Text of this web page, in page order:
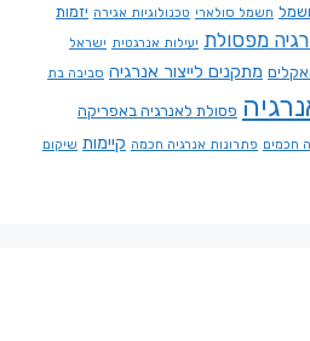
חשמל סולארי טכנולוגיות אגירה יזמות
מפסולת יעילות אנרגטית ישראל
מתקנים לייצור אנרגיה סביבה בת
פסולת לאנרגיה באפריקה
חכמים פתרונות אנרגיה חכמה קיימות שיקום